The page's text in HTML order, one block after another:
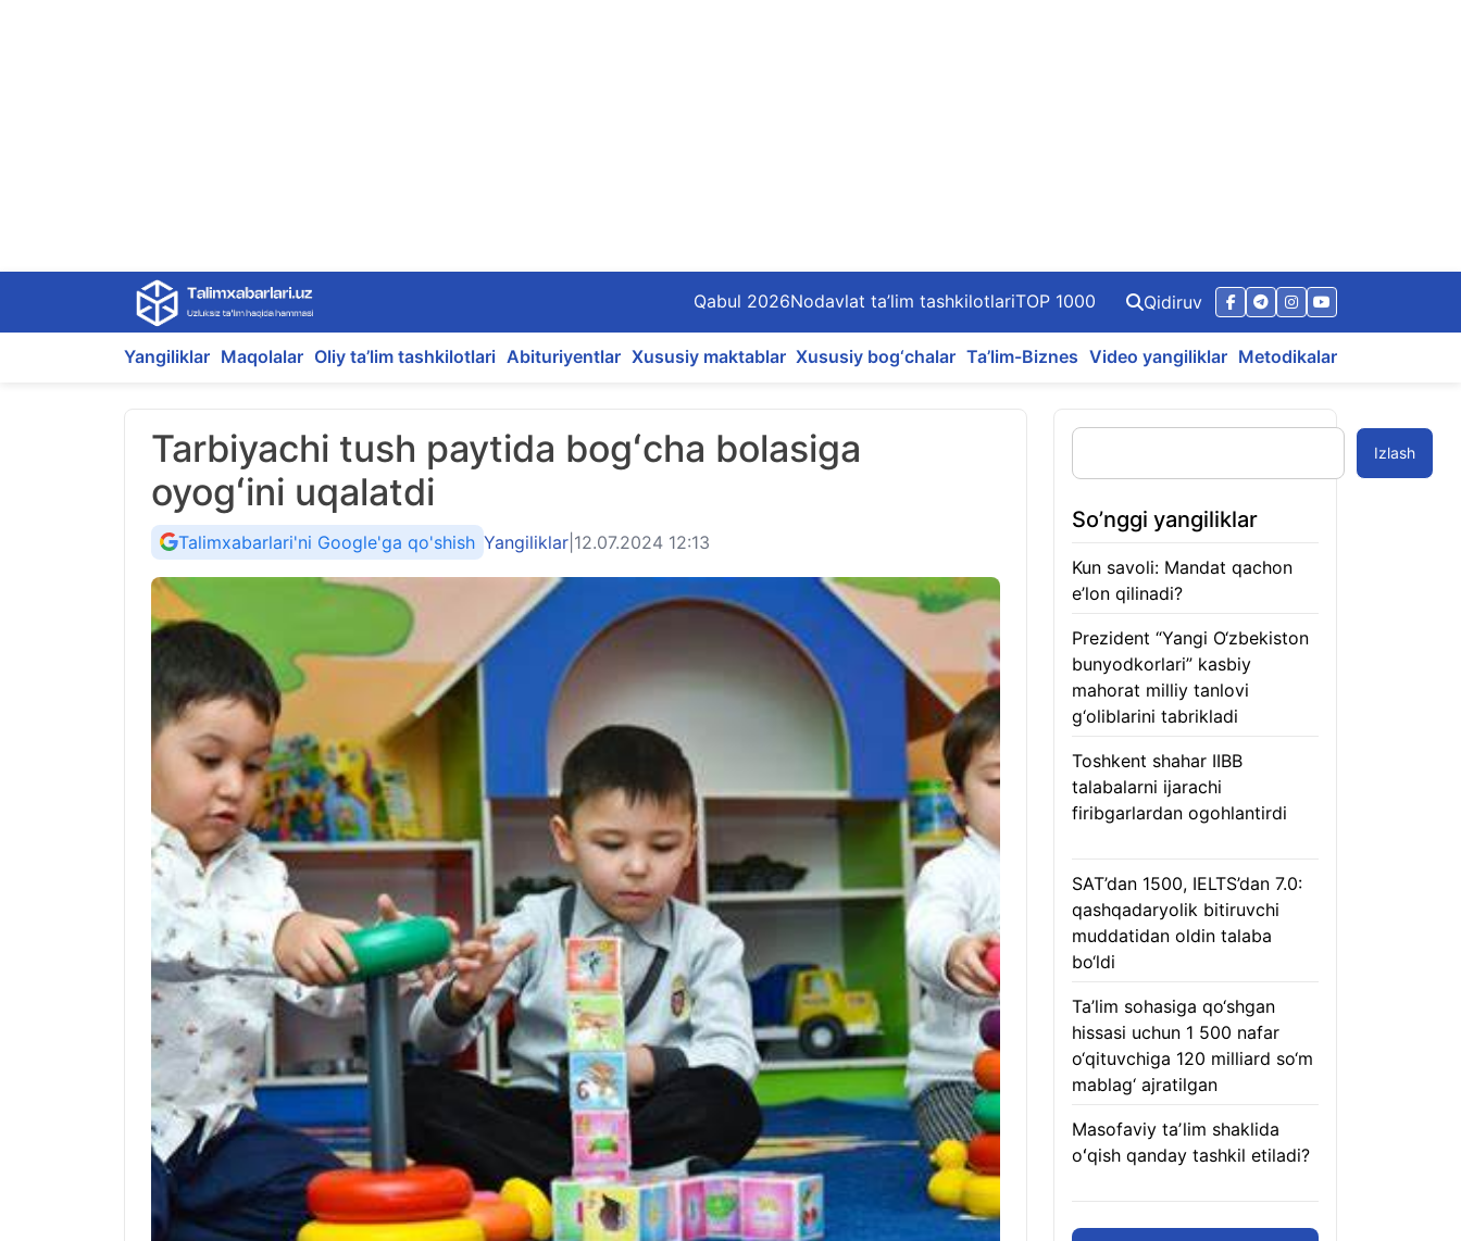
content
Qabul 2026Nodavlat ta’lim tashkilotlariTOP 1000 Qidiruv
Yangiliklar Maqolalar Oliy ta’lim tashkilotlari Abituriyentlar Xususiy maktablar Xususiy bog‘chalar Ta’lim-Biznes Video yangiliklar Metodikalar
Tarbiyachi tush paytida bogʻcha bolasiga
oyogʻini uqalatdi
Talimxabarlari'ni Google'ga qo'shish Yangiliklar 12.07.2024 12:13
Izlash
So’nggi yangiliklar
Kun savoli: Mandat qachon
e’lon qilinadi?
Prezident “Yangi O‘zbekiston
bunyodkorlari” kasbiy
mahorat milliy tanlovi
g‘oliblarini tabrikladi
Toshkent shahar IIBB
talabalarni ijarachi
firibgarlardan ogohlantirdi
SAT’dan 1500, IELTS’dan 7.0:
qashqadaryolik bitiruvchi
muddatidan oldin talaba
bo‘ldi
Ta’lim sohasiga qo‘shgan
hissasi uchun 1 500 nafar
o‘qituvchiga 120 milliard so‘m
mablag‘ ajratilgan
Masofaviy taʼlim shaklida
oʻqish qanday tashkil etiladi?